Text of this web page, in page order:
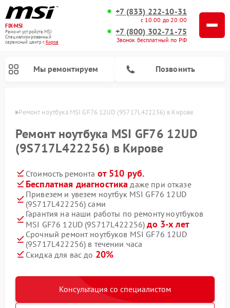
FIX-MSI
Ремонт устройств MSI
Специализированный
cервисный центр г.Киров
+7 (833) 222-10-31
с 10:00 до 20:00
+7 (800) 302-71-75
Звонок бесплатный по РФ
Мы ремонтируем Позвонить
Ремонт ноутбука MSI GF76 12UD (9S717L422256) в Кирове
Ремонт ноутбука MSI GF76 12UD
(9S717L422256) в Кирове
Стоимость ремонта от 510 руб.
Бесплатная диагностика даже при отказе
Привезем и увезем ноутбук MSI GF76 12UD
(9S717L422256) сами
Гарантия на наши работы по ремонту ноутбуков
MSI GF76 12UD (9S717L422256)до 3-х лет
Срочный ремонт ноутбуков MSI GF76 12UD
(9S717L422256) в течении часа
Скидка для вас до 20%
Консультация со специалистом